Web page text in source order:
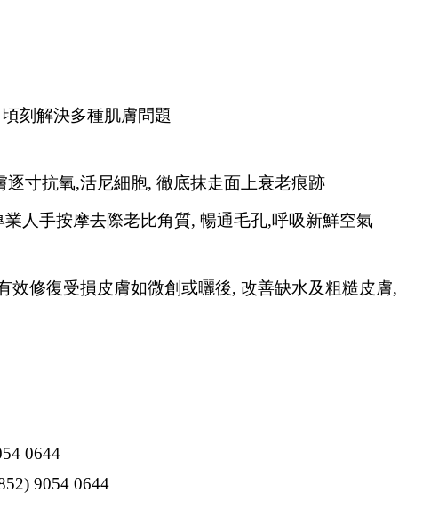
刻解決多種肌膚問題
寸抗氧,活尼細胞, 徹底抹走面上衰老痕跡
按摩去際老比角質, 暢通毛孔,呼吸新鮮空氣
效修復受損皮膚如微創或曬後, 改善缺水及粗糙皮膚,
0644
9054 0644